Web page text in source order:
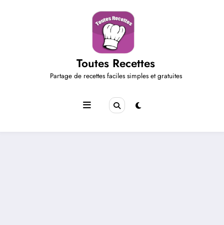
Toutes Recettes
Partage de recettes faciles simples et gratuites